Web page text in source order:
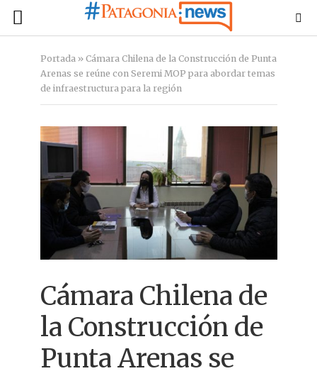
Portada» Cámara Chilena de la Construcción de Punta
Arenas se reúne con Seremi MOP para abordar temas
de infraestructura para la región
Cámara Chilena de
la Construcción de
Punta Arenas se